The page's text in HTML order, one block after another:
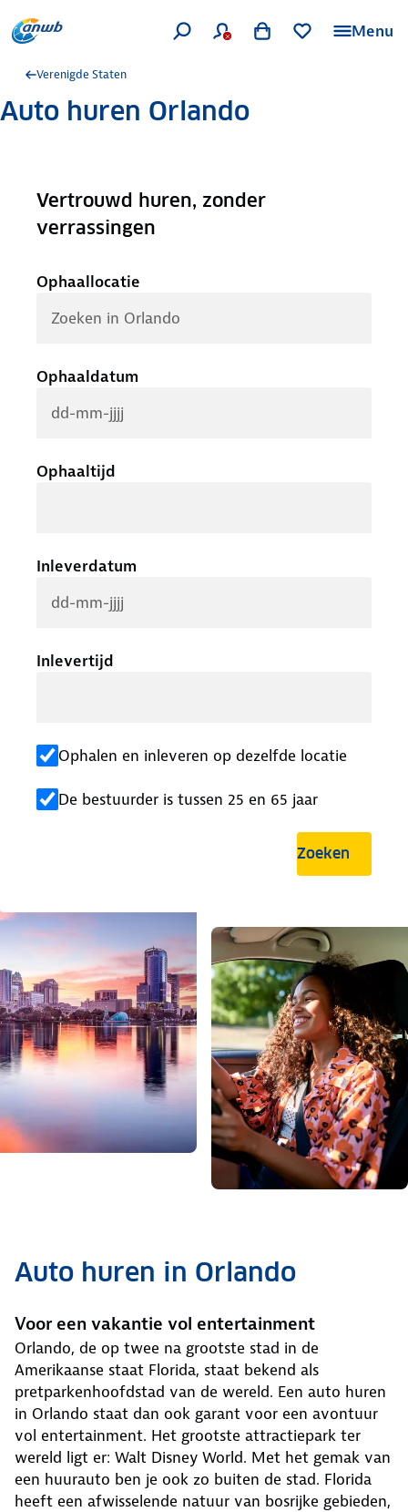
Menu
Verenigde Staten
Auto huren Orlando
Vertrouwd huren, zonder
verrassingen
Ophaallocatie
Ophaaldatum
Ophaaltijd
Inleverdatum
Inlevertijd
Ophalen en inleveren op dezelfde locatie
De bestuurder is tussen 25 en 65 jaar
Zoeken
Auto huren in Orlando
Voor een vakantie vol entertainment
Orlando, de op twee na grootste stad in de
Amerikaanse staat Florida, staat bekend als
pretparkenhoofdstad van de wereld. Een auto huren
in Orlando staat dan ook garant voor een avontuur
vol entertainment. Het grootste attractiepark ter
wereld ligt er: Walt Disney World. Met het gemak van
een huurauto ben je ook zo buiten de stad. Florida
heeft een afwisselende natuur van bosrijke gebieden,